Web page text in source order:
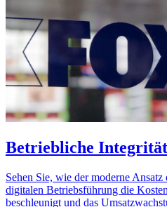
Betriebliche
Sehen Sie, wie der moderne
digitalen Betriebsführung die
beschleunigt und das